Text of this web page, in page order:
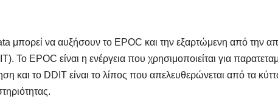
μπορεί να αυξήσουν το EPOC και την εξαρτώμενη από την
Το EPOC είναι η ενέργεια που χρησιμοποιείται για
και το DDIT είναι το λίπος που απελευθερώνεται από τα